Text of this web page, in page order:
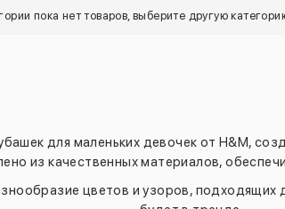
пока нет товаров, выберите другую
для маленьких девочек от H&M,
из качественных материалов,
цветов и узоров, подходящих